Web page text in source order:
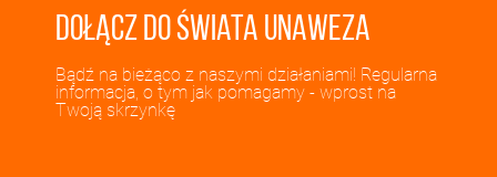
Dołącz do świata UNAWEZA
Bądź na bieżąco z naszymi działaniami! Regularna
informacja, o tym jak pomagamy - wprost na
Twoją skrzynkę